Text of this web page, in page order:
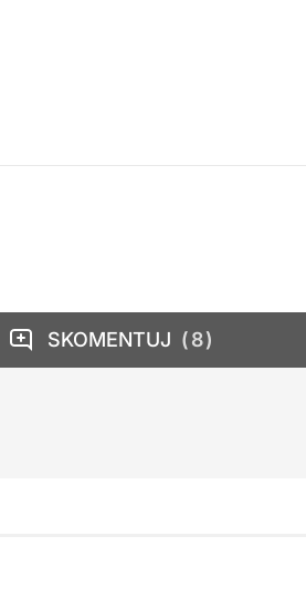
SKOMENTUJ 8